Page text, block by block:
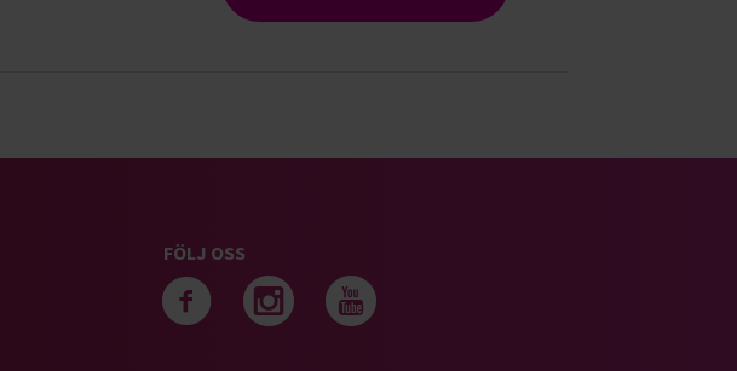
FÖLJ OSS
Följ oss på facebook
Följ oss på instagram
Följ oss på youtube